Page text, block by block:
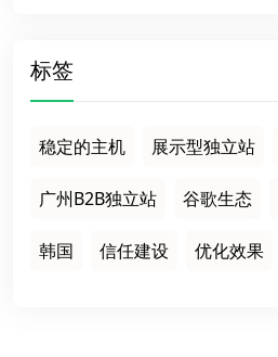
标签
稳定的主机 展示型独立站
广州B2B独立站 谷歌生态
韩国 信任建设 优化效果